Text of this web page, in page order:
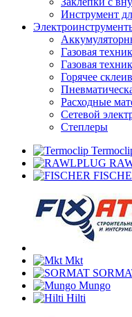
Инструмент
Газовая
Газовая
Горячее
Расходные
Сетевой
Степлеры
Mkt
Mungo
Hilti